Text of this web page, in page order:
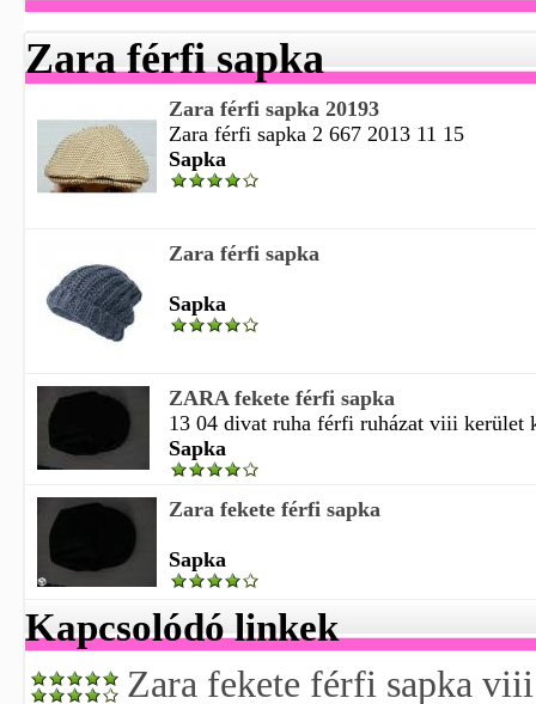
Zara férfi sapka
Zara férfi sapka 20193
Zara férfi sapka 2 667 2013 11 15
Sapka
Zara férfi sapka
Sapka
ZARA fekete férfi sapka
13 04 divat ruha férfi ruházat viii kerület
Sapka
Zara fekete férfi sapka
Sapka
Kapcsolódó linkek
Zara fekete férfi sapka